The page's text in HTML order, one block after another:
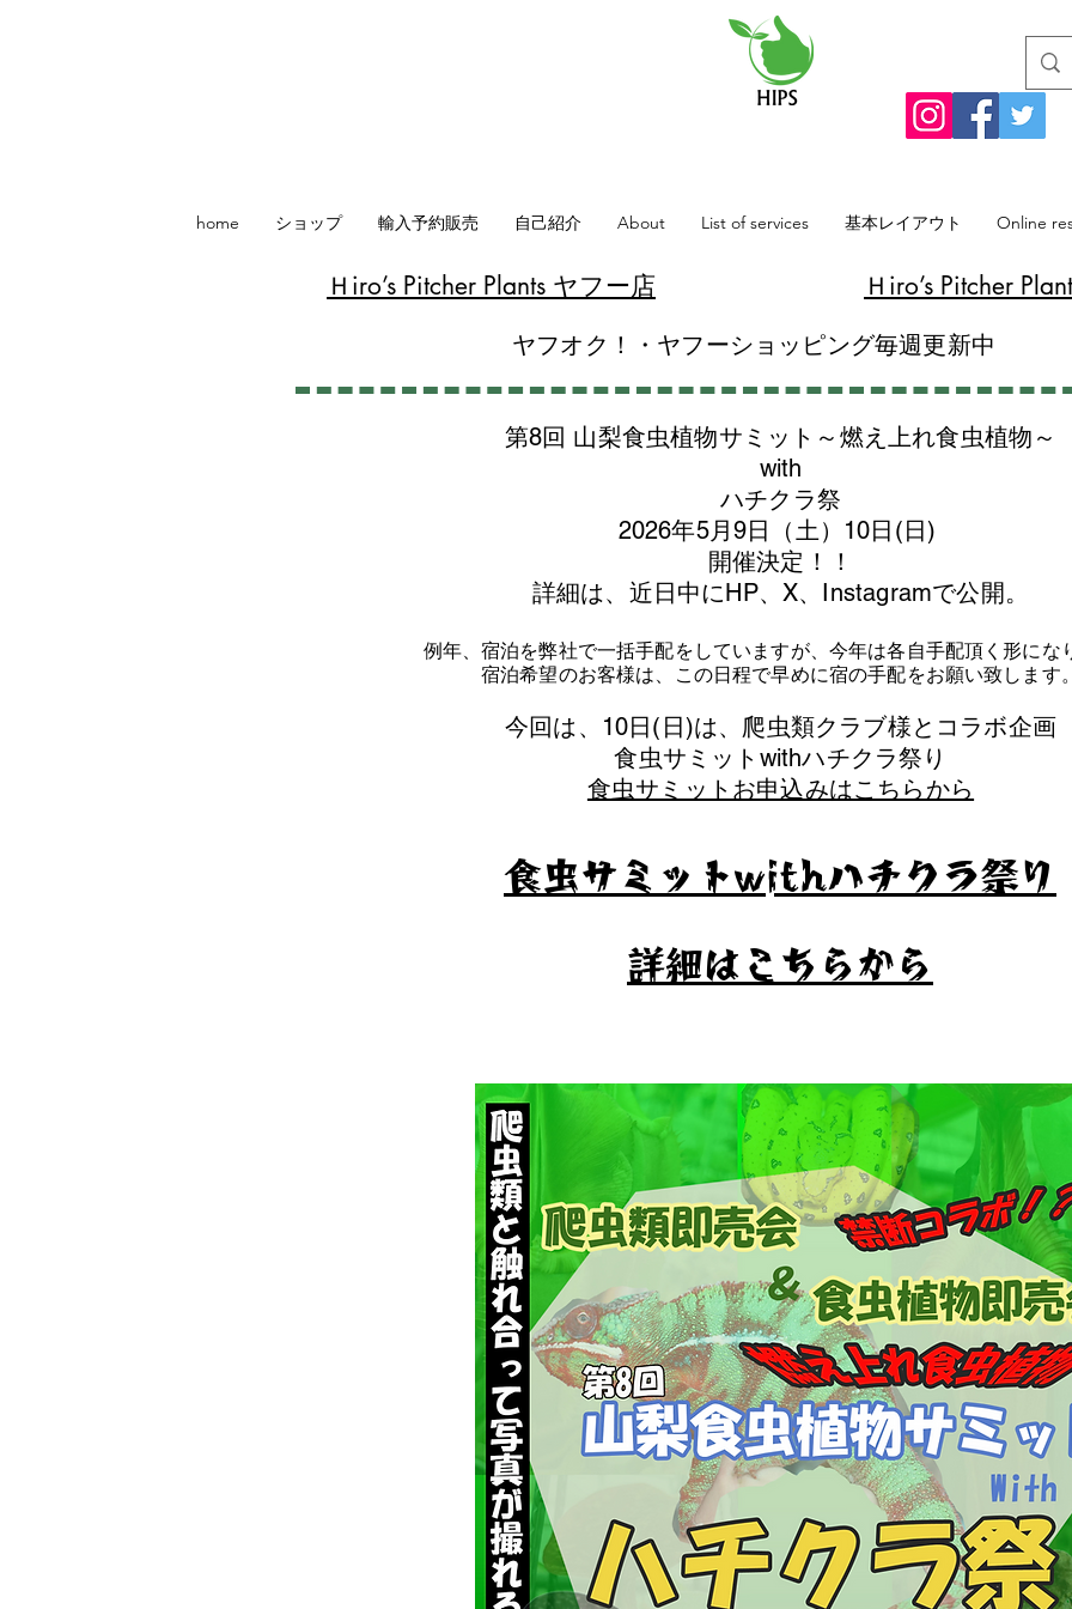
home ショップ 輸入予約販売 自己紹介 About List of services 基本レイアウト Online
​Ｈiro’s Pitcher Plants ヤフー店 Ｈiro’s Pitcher
ヤフオク！・ヤフーショッピング毎週更新中
第8回 山梨食虫植物サミット～燃え上れ食虫植物～
with
​ハチクラ祭
2026年5月9日（土）10日(日)
​開催決定！！
詳細は、近日中にHP、X、Instagramで公開。
例年、宿泊を弊社で一括手配をしていますが、今年は各自手配頂く形にな
​宿泊希望のお客様は、この日程で早めに宿の手配をお願い致します。
​今回は、10日(日)は、爬虫類クラブ様とコラボ企画
​食虫サミットwithハチクラ祭り
食虫サミットお申込みはこちらから
食虫サミットwithハチクラ祭り
​詳細はこちらから